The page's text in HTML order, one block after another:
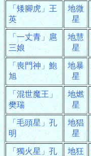
「矮腳虎」王
英
地微
星
「一丈青」扈
三娘
地慧
星
「喪門神」鮑
旭
地暴
星
「混世魔王」
樊瑞
地燃
星
「毛頭星」孔
明
地猖
星
「獨火星」孔
地狂